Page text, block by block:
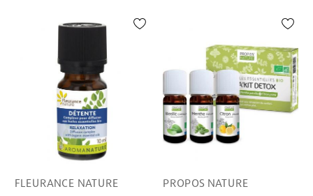
FLEURANCE NATURE PROPOS NATURE